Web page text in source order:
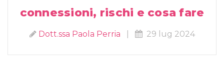
connessioni, rischi e cosa fare
Dott.ssa Paola Perria 29 lug 2024